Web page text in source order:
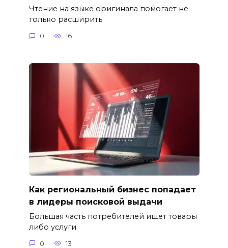
Чтение на языке оригинала помогает не
только расширить
0 16
Как региональный бизнес попадает
в лидеры поисковой выдачи
Большая часть потребителей ищет товары
либо услуги
0 13